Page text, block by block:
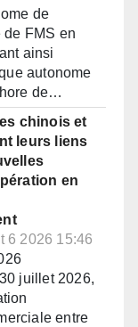
de
de FMS en
ainsi
autonome
de…
chinois et
leurs liens
en
6 2026 15:46
juillet 2026,
entre